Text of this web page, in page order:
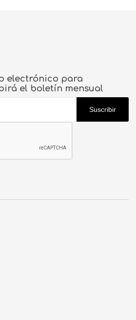
electrónico para
el boletín mensual
Suscribir